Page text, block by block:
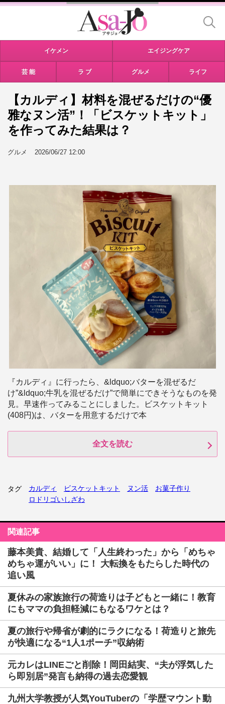
イケメン エイジングケア
芸 能 ラ ブ グルメ ライフ
【カルディ】材料を混ぜるだけの“優
雅なヌン活”！「ビスケットキット」
を作ってみた結果は？
グルメ 2026/06/27 12:00
『カルディ』に行ったら、&ldquo;バターを混ぜるだ
け”&ldquo;牛乳を混ぜるだけ”で簡単にできそうなものを発
見。早速作ってみることにしました。ビスケットキット
(408円)は、バターを用意するだけで本
全文を読む
タグ カルディ ビスケットキット ヌン活
お菓子作り
ロドリゴいしざわ
関連記事
藤本美貴、結婚して「人生終わった」から「めちゃ
めちゃ運がいい」に！ 大転換をもたらした時代の
追い風
夏休みの家族旅行の荷造りは子どもと一緒に！教育
にもママの負担軽減にもなるワケとは？
夏の旅行や帰省が劇的にラクになる！荷造りと旅先
が快適になる“1人1ポーチ”収納術
元カレはLINEごと削除！岡田結実、“夫が浮気した
ら即別居”発言も納得の過去恋愛観
九州大学教授が人気YouTuberの「学歴マウント動